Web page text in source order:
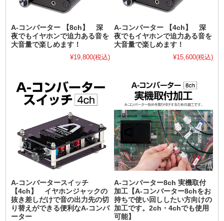
A-コンバーター 【8ch】 深
夜でもイヤホンで迫力ある音を
大音量で楽しめます！
¥19,800(税込)
A-コンバーター 【4ch】 深
夜でもイヤホンで迫力ある音を
大音量で楽しめます！
¥15,600(税込)
A-コンバータースイッチ
【4ch】 イヤホンジャックの
抜き差しだけで音の出力先の切
り替えができる便利なA-コンバ
ーター
A-コンバーター8ch 実機取付
加工【A-コンバーター8chをお
持ちで使い回ししたい方向けの
加工です。2ch・4chでも使用
可能】